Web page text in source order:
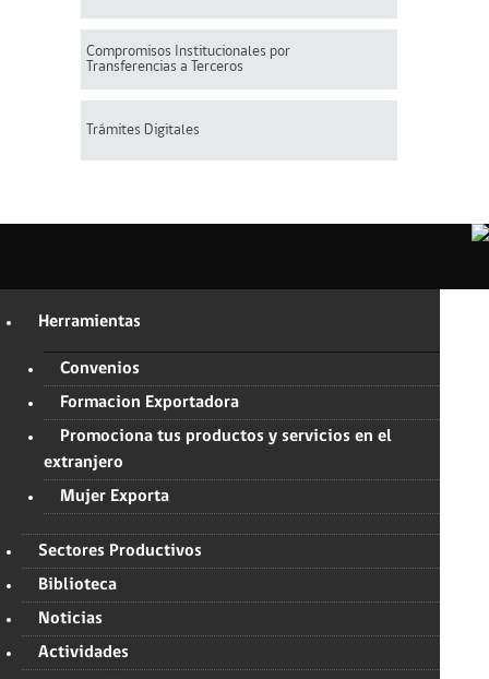
Compromisos Institucionales por
Transferencias a Terceros
Trámites Digitales
Herramientas
Convenios
Formacion Exportadora
Promociona tus productos y servicios en el
extranjero
Mujer Exporta
Sectores Productivos
Biblioteca
Noticias
Actividades